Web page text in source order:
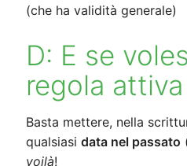
(che ha validità generale)
D: E se
regola
Basta mettere, nella
qualsiasi data nel passato
voilà!